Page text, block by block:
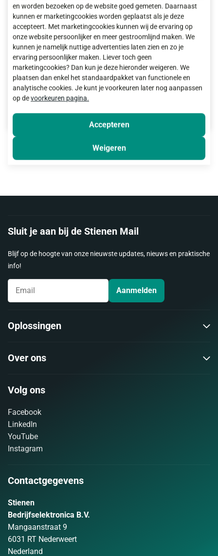
ST-2 Thermostaat
Meer informatie
Sluit je aan bij de Stienen Mail
Blijf op de hoogte van onze nieuwste updates, nieuws en praktische
info!
Aanmelden
Oplossingen
Over ons
Volg ons
Facebook
LinkedIn
YouTube
Instagram
Contactgegevens
Stienen
Bedrijfselektronica B.V.
Mangaanstraat 9
6031 RT Nederweert
Nederland
en worden bezoeken op de website goed gemeten. Daarnaast
kunnen er marketingcookies worden geplaatst als je deze
accepteert. Met marketingcookies kunnen wij de ervaring op
onze website persoonlijker en meer gestroomlijnd maken. We
kunnen je namelijk nuttige advertenties laten zien en zo je
ervaring persoonlijker maken. Liever toch geen
marketingcookies? Dan kun je deze hieronder weigeren. We
plaatsen dan enkel het standaardpakket van functionele en
analytische cookies. Je kunt je voorkeuren later nog aanpassen
op devoorkeuren pagina.
Accepteren
Weigeren